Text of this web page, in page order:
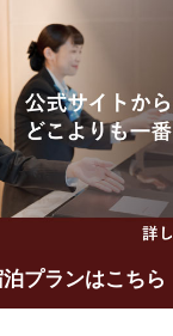
泊プランはこちら